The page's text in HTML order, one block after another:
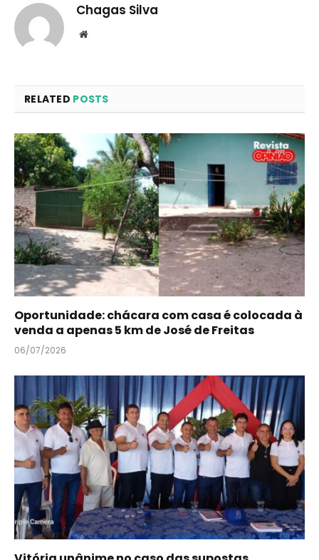
Chagas Silva
Website
RELATED POSTS
Oportunidade: chácara com casa é colocada à
venda a apenas 5 km de José de Freitas
06/07/2026